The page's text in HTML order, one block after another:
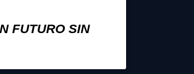
FUTURO SIN